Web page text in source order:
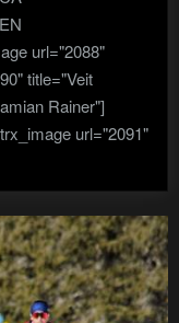
url="2088"
title="Veit
Rainer"]
url="2091"